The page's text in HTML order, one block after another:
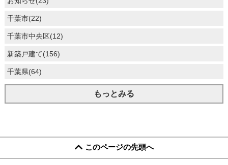
千葉市(22)
千葉市中央区(12)
新築戸建て(156)
千葉県(64)
もっとみる
このページの先頭へ